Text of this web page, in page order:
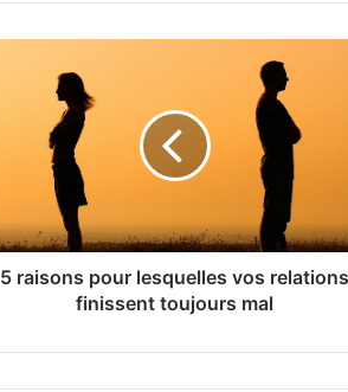
5 raisons pour lesquelles vos relations
finissent toujours mal